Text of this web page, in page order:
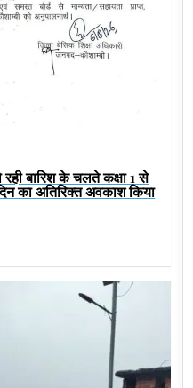
रही बारिश के चलते कक्षा 1 से
का अतिरिक्त अवकाश किया